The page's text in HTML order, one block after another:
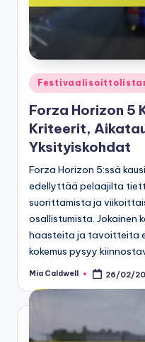
Posted
Forza Horizon 5
Kriteerit,
Yksityiskohdat
Forza Horizon 5:ssä
edellyttää pelaajilta
suorittamista ja
osallistumista. Jokainen
haasteita ja tavoitteita
kokemus pysyy
Posted
Mia Caldwell 26/02/